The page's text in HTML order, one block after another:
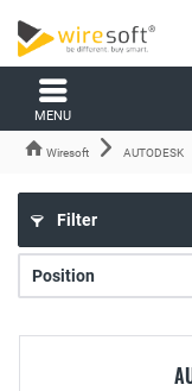
MENU
Wiresoft AUTODESK
Filter